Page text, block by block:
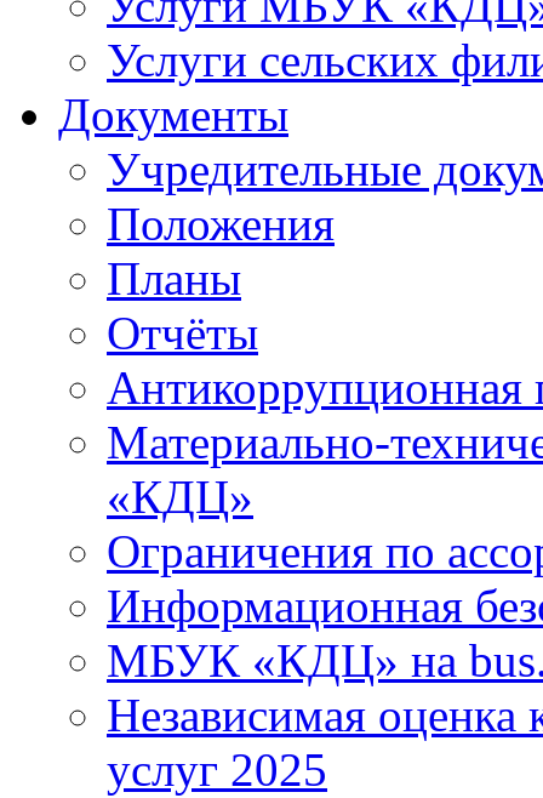
Услуги сельских
Документы
Учредительные
Положения
Планы
Отчёты
Антикоррупционная
Материально-
«КДЦ»
Ограничения по
Информационная
МБУК «КДЦ» на
Независимая оценка
услуг 2025